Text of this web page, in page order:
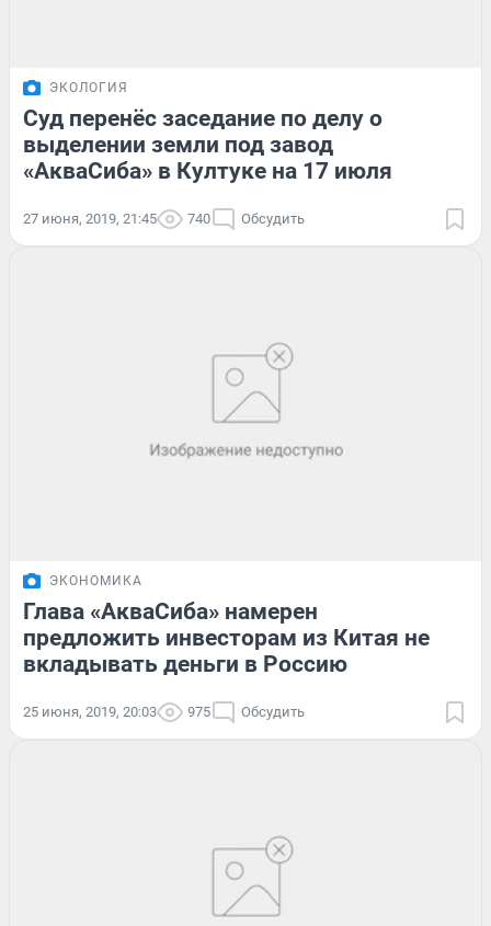
ЭКОЛОГИЯ
Суд перенёс заседание по делу о
выделении земли под завод
«АкваСиба» в Култуке на 17 июля
27 июня, 2019, 21:45 740 Обсудить
ЭКОНОМИКА
Глава «АкваСиба» намерен
предложить инвесторам из Китая не
вкладывать деньги в Россию
25 июня, 2019, 20:03 975 Обсудить